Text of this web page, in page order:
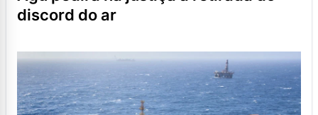
discord do ar